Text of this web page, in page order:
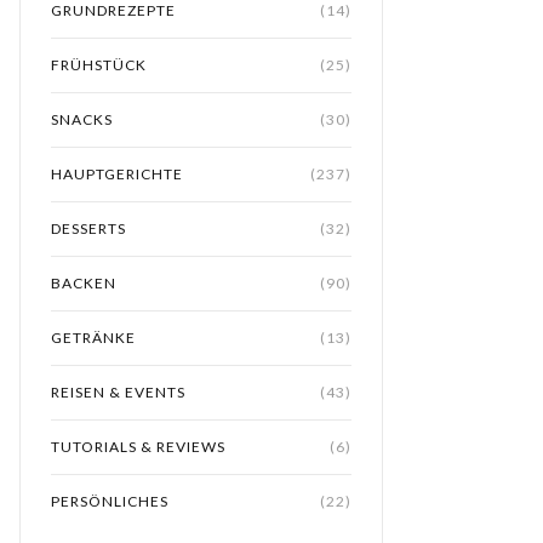
GRUNDREZEPTE (14)
FRÜHSTÜCK (25)
SNACKS (30)
HAUPTGERICHTE (237)
DESSERTS (32)
BACKEN (90)
GETRÄNKE (13)
REISEN & EVENTS (43)
TUTORIALS & REVIEWS (6)
PERSÖNLICHES (22)